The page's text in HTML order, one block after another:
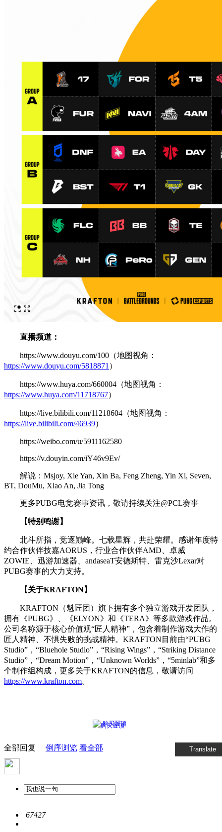
直播频道：
https://www.douyu.com/100（地图视角：
https://www.douyu.com/5818871 ）
https://www.huya.com/660004（地图视角：
https://www.huya.com/11718767）
https://live.bilibili.com/11218604（地图视角：
https://live.bilibili.com/46939）
https://weibo.com/u/5911162580
https://v.douyin.com/iY46v9Ev/
解说：Msjoy, Xie Yan, Xin Ba, Feng Zheng, Yin Xi, Seven,
BT, DouMu, Xiao An, Jia Tong
更多PUBG电竞赛事资讯，敬请持续关注@PCL赛事
【特别鸣谢】
北斗所指，竞逐巅峰。七载星辉，共赴荣耀。感谢年度特
约合作伙伴技嘉AORUS，行业合作伙伴AMD、卓威
ZOWIE、迅游加速器、andaseaT安德斯特、雷克沙Lexar对
PUBG赛事的大力支持。
【关于KRAFTON】
KRAFTON（魁匠团）旗下拥有多个独立游戏开发团队，
拥有《PUBG》、《ELYON》和《TERA》等多款游戏作品。
公司名称源于核心价值观“匠人精神”，包含着制作游戏大作的
匠人精神、不惧失败的挑战精神。KRAFTON目前由“PUBG
Studio”，“Bluehole Studio”，“Rising Wings”，“Striking Distance
Studio”，“Dream Motion”，“Unknown Worlds”，“5minlab”和多
个制作组构成，更多关于KRAFTON的信息，敬请访问
https://www.krafton.com。
购买置顶
全部回复 倒序浏览 看全部
67427
Translate